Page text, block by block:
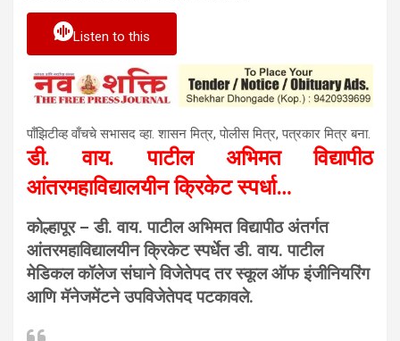
Listen to this
पाँझिटीव्ह वाँचचे सभासद व्हा. शासन मित्र, पाेलीस मित्र, पत्रकार मित्र बना.
डी. वाय. पाटील अभिमत विद्यापीठ
आंतरमहाविद्यालयीन क्रिकेट स्पर्धा…
कोल्हापूर – डी. वाय. पाटील अभिमत विद्यापीठ अंतर्गत
आंतरमहाविद्यालयीन क्रिकेट स्पर्धेत डी. वाय. पाटील
मेडिकल कॉलेज संघाने विजेतेपद तर स्कूल ऑफ इंजीनियरिंग
आणि मॅनेजमेंटने उपविजेतेपद पटकावले.